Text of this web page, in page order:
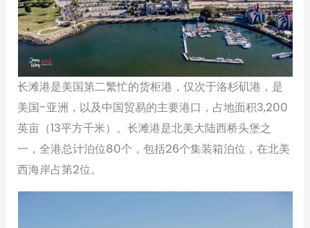
长滩港是美国第二繁忙的货柜港，仅次于洛杉矶港，是
美国-亚洲，以及中国贸易的主要港口，占地面积3,200
英亩（13平方千米）。长滩港是北美大陆西桥头堡之
一，全港总计泊位80个，包括26个集装箱泊位，在北美
西海岸占第2位。